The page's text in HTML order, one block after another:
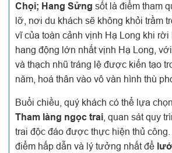
Chọi; Hang Sửng sốt là điểm tham
lỡ, nơi du khách sẽ không khỏi trầm
vĩ của toàn cảnh vịnh Hạ Long khi
hang động lớn nhất vịnh Hạ Long,
và thạch nhũ tráng lệ được kiến tạo
năm, hoá thân vào vô vàn hình thù
Buổi chiều, quý khách có thể lựa
Tham làng ngọc trai , quan sát quy
trai độc đáo được thực hiện thủ
điểm hấp dẫn và lý tưởng nhất để